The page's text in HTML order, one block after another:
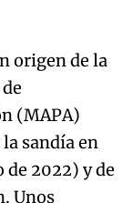
origen de la
(MAPA)
sandía en
de 2022) y de
Unos